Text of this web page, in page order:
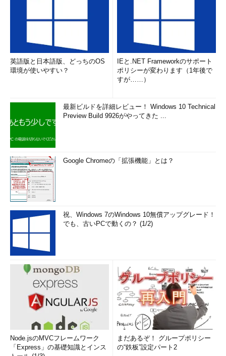
英語版と日本語版、どっちのOS
環境が使いやすい？
IEと.NET Frameworkのサポート
ポリシーが変わります（1年後で
すが……）
最新ビルドを詳細レビュー！ Windows 10 Technical
Preview Build 9926がやってきた ...
Google Chromeの「拡張機能」とは？
祝、Windows 7のWindows 10無償アップグレード！
でも、古いPCで動くの？ (1/2)
Node.jsのMVCフレームワーク
「Express」の基礎知識とインス
まだあるぞ！ グループポリシー
の“鉄板”設定パート2